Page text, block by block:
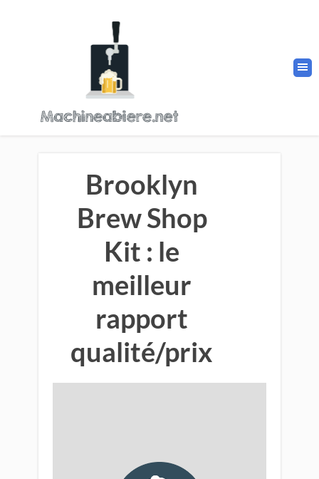
Brooklyn
Brew Shop
Kit : le
meilleur
rapport
qualité/prix